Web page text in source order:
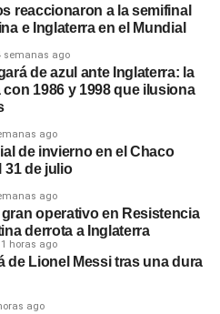
reaccionaron a la semifinal
e Inglaterra en el Mundial
semanas ago
de azul ante Inglaterra: la
1986 y 1998 que ilusiona
ago
de invierno en el Chaco
31 de julio
ago
gran operativo en Resistencia
derrota a Inglaterra
horas ago
de Lionel Messi tras una dura
ago